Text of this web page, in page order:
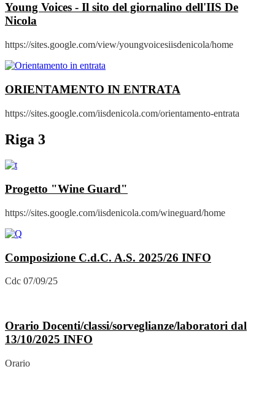
Young Voices - Il sito del giornalino dell'IIS De
Nicola
https://sites.google.com/view/youngvoicesiisdenicola/home
ORIENTAMENTO IN ENTRATA
https://sites.google.com/iisdenicola.com/orientamento-entrata
Riga 3
Progetto "Wine Guard"
https://sites.google.com/iisdenicola.com/wineguard/home
Composizione C.d.C. A.S. 2025/26 INFO
Cdc 07/09/25
Orario Docenti/classi/sorveglianze/laboratori dal
13/10/2025 INFO
Orario